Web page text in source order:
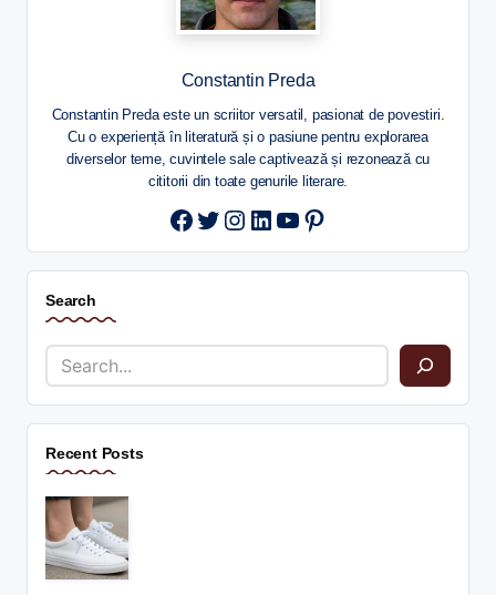
Constantin Preda
Constantin Preda este un scriitor versatil, pasionat de povestiri.
Cu o experiență în literatură și o pasiune pentru explorarea
diverselor teme, cuvintele sale captivează și rezonează cu
cititorii din toate genurile literare.
Twitter
Instagram
LinkedIn
YouTube
Pinterest
Search
Recent Posts